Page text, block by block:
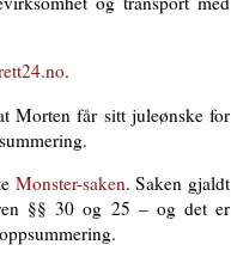
.
Morten får sitt juleønske for
Monster-saken. Saken gjaldt
§§ 30 og 25 – og det er